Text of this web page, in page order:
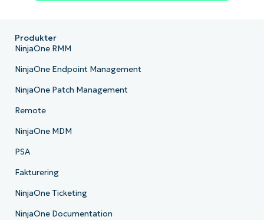
Produkter
NinjaOne RMM
NinjaOne Endpoint Management
NinjaOne Patch Management
Remote
NinjaOne MDM
PSA
Fakturering
NinjaOne Ticketing
NinjaOne Documentation